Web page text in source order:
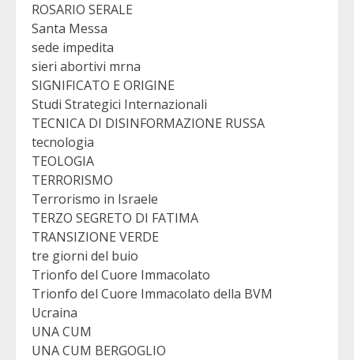
ROSARIO SERALE
Santa Messa
sede impedita
sieri abortivi mrna
SIGNIFICATO E ORIGINE
Studi Strategici Internazionali
TECNICA DI DISINFORMAZIONE RUSSA
tecnologia
TEOLOGIA
TERRORISMO
Terrorismo in Israele
TERZO SEGRETO DI FATIMA
TRANSIZIONE VERDE
tre giorni del buio
Trionfo del Cuore Immacolato
Trionfo del Cuore Immacolato della BVM
Ucraina
UNA CUM
UNA CUM BERGOGLIO